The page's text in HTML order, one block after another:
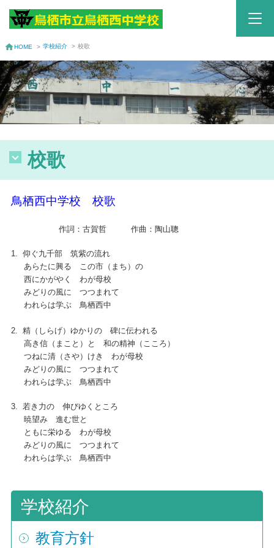
HOME > 学校紹介 > 校歌
校歌
鳥栖西中学校 校歌
作詞：古賀哲 作曲：陶山聰
1. 仰ぐ九千部 筑紫の流れ
あらたに興る この市（まち）の
西にかがやく わが母校
みどりの風に つつまれて
われらは学ぶ 鳥栖西中
2. 精（しらげ）ゆかりの 碑に伝われる
高き信（まこと）と 和の精神（こころ）
つねに清（さや）けき わが母校
みどりの風に つつまれて
われらは学ぶ 鳥栖西中
3. 若き力の 伸びゆくところ
暁望み 進む世と
ともに栄ゆる わが母校
みどりの風に つつまれて
われらは学ぶ 鳥栖西中
学校紹介
教育方針